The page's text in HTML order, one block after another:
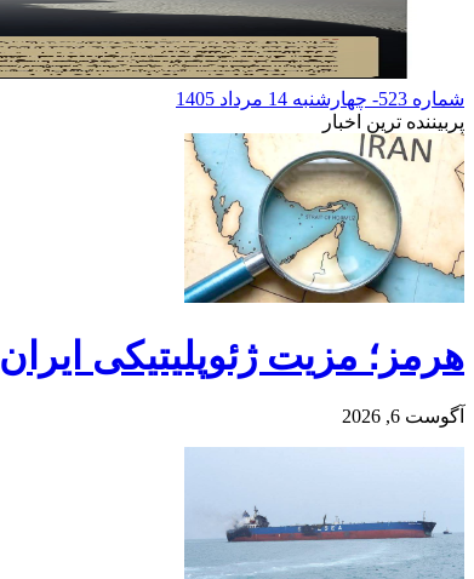
شماره 523- چهارشنبه 14 مرداد 1405
پربیننده ترین اخبار
هرمز؛ مزیت ژئوپلیتیکی ایران
آگوست 6, 2026